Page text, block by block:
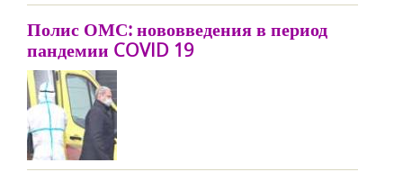
Полис ОМС: нововведения в период
пандемии COVID 19